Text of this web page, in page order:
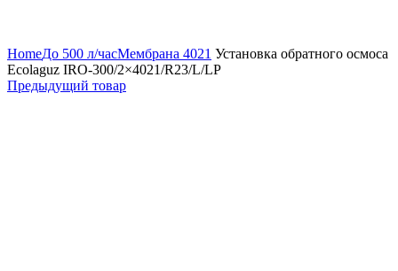
HomeДо 500 л/часМембрана 4021 Установка обратного осмоса
Ecolaguz IRO-300/2×4021/R23/L/LP
Предыдущий товар